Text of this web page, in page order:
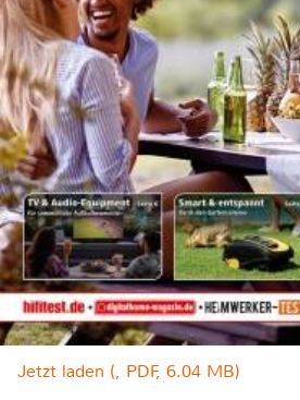
Jetzt laden (, PDF, 6.04 MB)